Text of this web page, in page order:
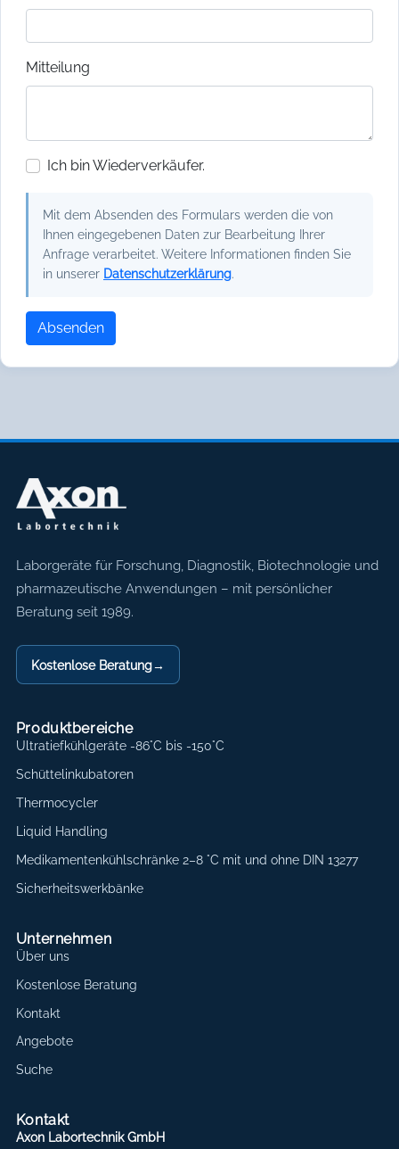
Mitteilung
Ich bin Wiederverkäufer.
Mit dem Absenden des Formulars werden die von
Ihnen eingegebenen Daten zur Bearbeitung Ihrer
Anfrage verarbeitet. Weitere Informationen finden Sie
in unserer Datenschutzerklärung.
Absenden
Axon Labortechnik
Laborgeräte für Forschung, Diagnostik, Biotechnologie und
pharmazeutische Anwendungen – mit persönlicher
Beratung seit 1989.
Kostenlose Beratung→
Produktbereiche
Ultratiefkühlgeräte -86°C bis -150°C
Schüttelinkubatoren
Thermocycler
Liquid Handling
Medikamentenkühlschränke 2–8 °C mit und ohne DIN 13277
Sicherheitswerkbänke
Unternehmen
Über uns
Kostenlose Beratung
Kontakt
Angebote
Suche
Kontakt
Axon Labortechnik GmbH